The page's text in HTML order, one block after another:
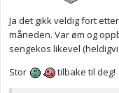
Ja det gikk veldig fort
måneden. Var øm og
sengekos likevel
Stor
tilbake til deg!